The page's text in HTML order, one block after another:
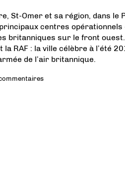
St-Omer et sa région, dans le
centres opérationnels
britanniques sur le front
RAF : la ville célèbre à l’été
de l’air britannique.